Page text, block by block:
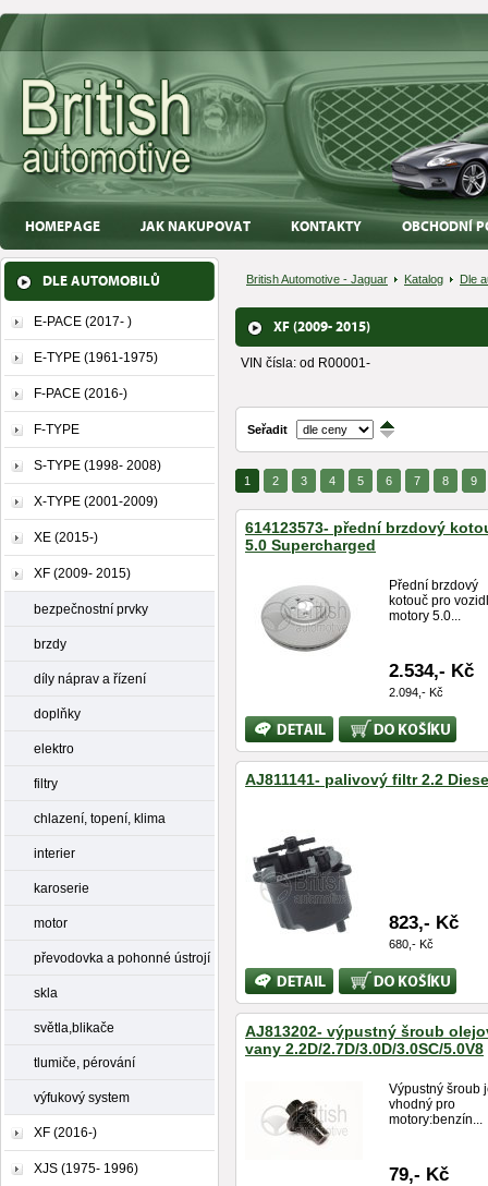
HOMEPAGE JAK NAKUPOVAT KONTAKTY OBCHODNÍ
DLE AUTOMOBILŮ
E-PACE (2017- )
E-TYPE (1961-1975)
F-PACE (2016-)
F-TYPE
S-TYPE (1998- 2008)
X-TYPE (2001-2009)
XE (2015-)
XF (2009- 2015)
bezpečnostní prvky
brzdy
díly náprav a řízení
doplňky
elektro
filtry
chlazení, topení, klima
interier
karoserie
motor
převodovka a pohonné ústrojí
skla
světla,blikače
tlumiče, pérování
výfukový system
XF (2016-)
XJS (1975- 1996)
British Automotive - Jaguar Katalog Dle
XF (2009- 2015)
VIN čísla: od R00001-
Seřadit ↑
↓
1 2 3 4 5 6 7 8 9
614123573- přední brzdový
5.0 Supercharged
Přední brzdový
kotouč pro
motory 5.0...
2.534,- Kč
2.094,- Kč
Bližší
informace
Koupit
AJ811141- palivový filtr 2.2
823,- Kč
680,- Kč
Bližší
informace
Koupit
AJ813202- výpustný šroub
vany 2.2D/2.7D/3.0D/3.0SC/5.0V8
Výpustný šroub
vhodný pro
motory:benzín...
79,- Kč